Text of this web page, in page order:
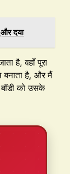
दया
है, वहाँ पूरा
बनाता है, और मैं
को उसके